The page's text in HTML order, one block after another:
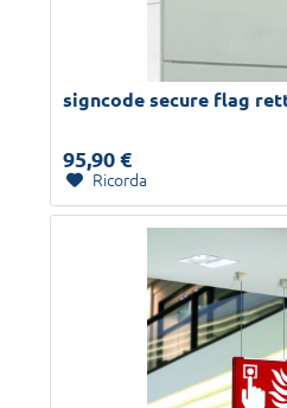
signcode secure flag
95,90 €
Ricorda